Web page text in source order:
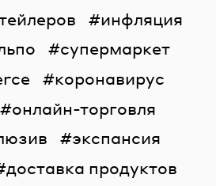
инфляция
супермаркет
коронавирус
онлайн-торговля
экспансия
доставка продуктов